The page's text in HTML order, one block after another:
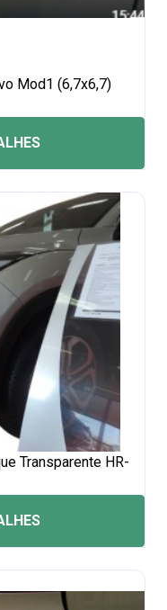
Mod1 (6,7x6,7)
Transparente HR-